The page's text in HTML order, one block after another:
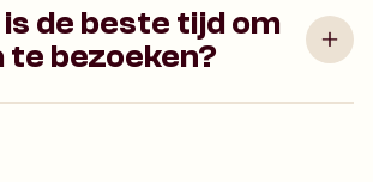
de beste tijd om
te bezoeken?